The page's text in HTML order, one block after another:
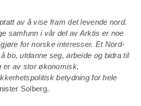
av å vise fram det levende nord.
samfunn i vår del av Arktis er noe
for norske interesser. Et Nord-
bo, utdanne seg, arbeide og bidra til
er av stor økonomisk,
betydning for hele
Solberg.